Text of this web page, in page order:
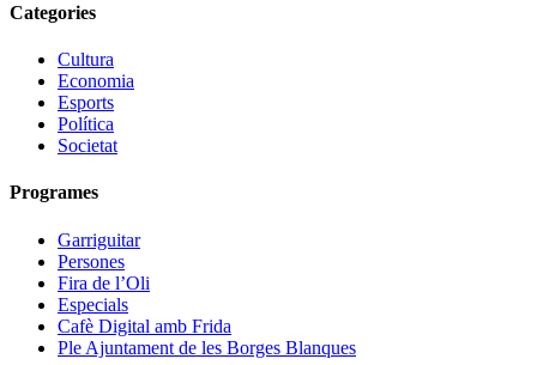
Categories
Cultura
Economia
Esports
Política
Societat
Programes
Garriguitar
Persones
Fira de l’Oli
Especials
Cafè Digital amb Frida
Ple Ajuntament de les Borges Blanques